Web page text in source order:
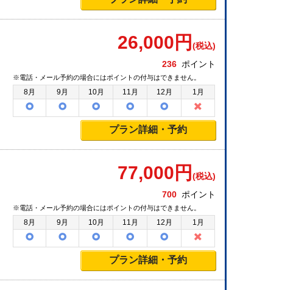
26,000 円 (税込)
236 ポイント
※電話・メール予約の場合にはポイントの付与はできません。
8月 9月 10月 11月 12月 1月
プラン詳細・予約
77,000 円 (税込)
700 ポイント
※電話・メール予約の場合にはポイントの付与はできません。
8月 9月 10月 11月 12月 1月
プラン詳細・予約